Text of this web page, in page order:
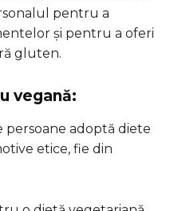
pentru a
și pentru a oferi
gluten.
vegană:
adoptă diete
etice, fie din